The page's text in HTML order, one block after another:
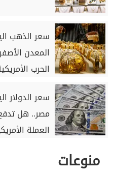
سعر الذهب
المعدن
الحرب
مصر.. هل تدفع
العملة
منوعات